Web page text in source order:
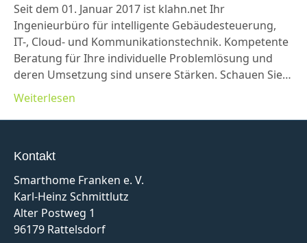
Seit dem 01. Januar 2017 ist klahn.net Ihr
Ingenieurbüro für intelligente Gebäudesteuerung,
IT-, Cloud- und Kommunikationstechnik. Kompetente
Beratung für Ihre individuelle Problemlösung und
deren Umsetzung sind unsere Stärken. Schauen Sie…
Weiterlesen
Kontakt
Smarthome Franken e. V.
Karl-Heinz Schmittlutz
Alter Postweg 1
96179 Rattelsdorf